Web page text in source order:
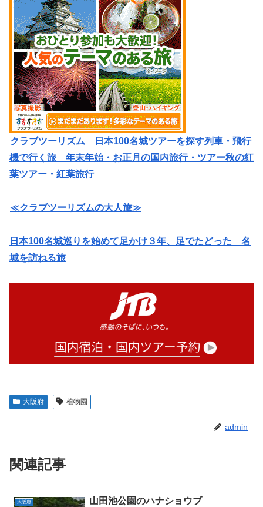
クラブツーリズム 日本100名城ツアーを探す列車・飛行
機で行く旅 年末年始・お正月の国内旅行・ツアー秋の紅
葉ツアー・紅葉旅行
≪クラブツーリズムの大人旅≫
日本100名城巡りを始めて足かけ３年、足でたどった 名
城を訪ねる旅
大阪府 植物園
admin
関連記事
大阪府 山田池公園のハナショウブ